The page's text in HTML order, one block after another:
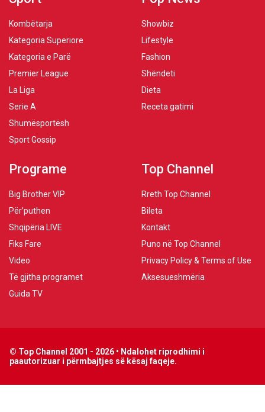
Kombëtarja
Kategoria Superiore
Kategoria e Parë
Premier League
La Liga
Serie A
Shumësportësh
Sport Gossip
Showbiz
Lifestyle
Fashion
Shëndeti
Dieta
Receta gatimi
Programe
Big Brother VIP
Për’puthen
Shqipëria LIVE
Fiks Fare
Video
Të gjitha programet
Guida TV
Top Channel
Rreth Top Channel
Bileta
Kontakt
Puno në Top Channel
Privacy Policy & Terms of Use
Aksesueshmëria
© Top Channel 2001 - 2026 • Ndalohet riprodhimi i
paautorizuar i përmbajtjes së kësaj faqeje.